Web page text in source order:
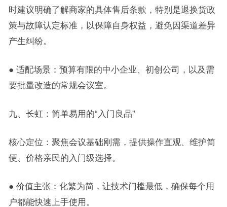
时建议明确了解商家的具体售后条款，特别是退换货政
策与故障认定标准，以保障自身权益，避免因渠道差异
产生纠纷。
● 适配场景：预算有限的中小企业、初创公司，以及需
要批量改造的常规会议室。
九、长虹：简单易用的“入门良品”
核心定位：聚焦会议基础刚需，提供操作直观、维护简
便、价格亲民的入门级选择。
● 价值主张：化繁为简，让技术门槛最低，确保每个用
户都能快速上手使用。